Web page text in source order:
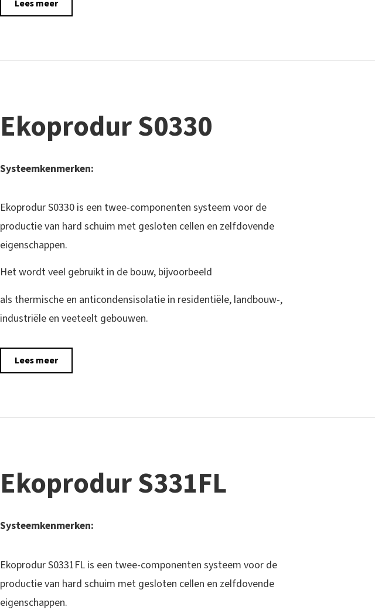
Lees meer
Ekoprodur S0330
Systeemkenmerken:
Ekoprodur S0330 is een twee-componenten systeem voor de
productie van hard schuim met gesloten cellen en zelfdovende
eigenschappen.
Het wordt veel gebruikt in de bouw, bijvoorbeeld
als thermische en anticondensisolatie in residentiële, landbouw-,
industriële en veeteelt gebouwen.
Lees meer
Ekoprodur S331FL
Systeemkenmerken:
Ekoprodur S0331FL is een twee-componenten systeem voor de
productie van hard schuim met gesloten cellen en zelfdovende
eigenschappen.